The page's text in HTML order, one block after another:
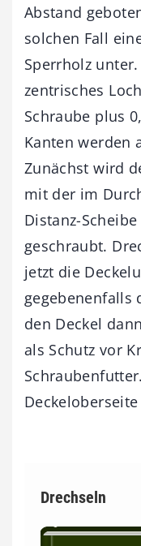
Abstand
solchen Fall
Sperrholz
zentrisches
Schraube plus
Kanten werden
Zunächst wird
mit der im
Distanz-
geschraubt.
jetzt die
gegebenenfalls
den Deckel
als Schutz vor
Drechseln